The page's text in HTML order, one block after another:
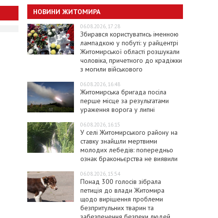
НОВИНИ ЖИТОМИРА
06.08.2026, 17:28
Збирався користуватись іменною
лампадкою у побуті: у райцентрі
Житомирської області розшукали
чоловіка, причетного до крадіжки
з могили військового
06.08.2026, 16:48
Житомирська бригада посіла
перше місце за результатами
ураження ворога у липні
06.08.2026, 16:15
У селі Житомирського району на
ставку знайшли мертвими
молодих лебедів: попередньо
ознак браконьєрства не виявили
06.08.2026, 15:54
Понад 300 голосів зібрала
петиція до влади Житомира
щодо вирішення проблеми
безпритульних тварин та